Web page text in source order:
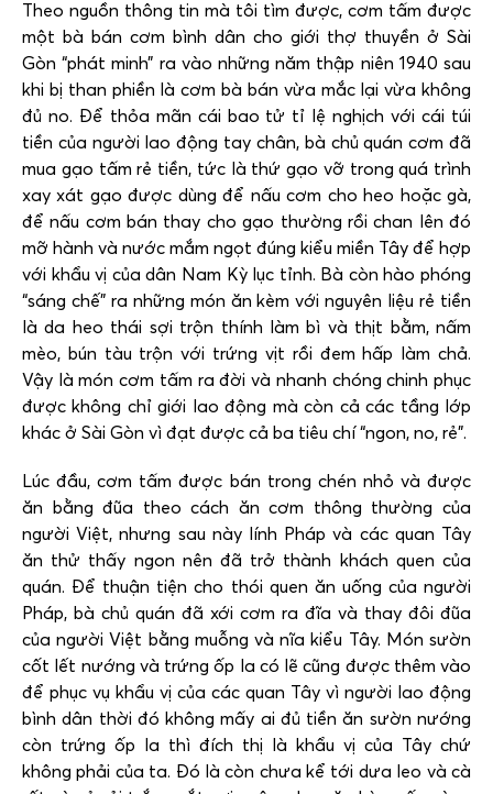
Theo nguồn thông tin mà tôi tìm được, cơm tấm được
một bà bán cơm bình dân cho giới thợ thuyền ở Sài
Gòn “phát minh” ra vào những năm thập niên 1940 sau
khi bị than phiền là cơm bà bán vừa mắc lại vừa không
đủ no. Để thỏa mãn cái bao tử tỉ lệ nghịch với cái túi
tiền của người lao động tay chân, bà chủ quán cơm đã
mua gạo tấm rẻ tiền, tức là thứ gạo vỡ trong quá trình
xay xát gạo được dùng để nấu cơm cho heo hoặc gà,
để nấu cơm bán thay cho gạo thường rồi chan lên đó
mỡ hành và nước mắm ngọt đúng kiểu miền Tây để hợp
với khẩu vị của dân Nam Kỳ lục tỉnh. Bà còn hào phóng
“sáng chế” ra những món ăn kèm với nguyên liệu rẻ tiền
là da heo thái sợi trộn thính làm bì và thịt bằm, nấm
mèo, bún tàu trộn với trứng vịt rồi đem hấp làm chả.
Vậy là món cơm tấm ra đời và nhanh chóng chinh phục
được không chỉ giới lao động mà còn cả các tầng lớp
khác ở Sài Gòn vì đạt được cả ba tiêu chí “ngon, no, rẻ”.
Lúc đầu, cơm tấm được bán trong chén nhỏ và được
ăn bằng đũa theo cách ăn cơm thông thường của
người Việt, nhưng sau này lính Pháp và các quan Tây
ăn thử thấy ngon nên đã trở thành khách quen của
quán. Để thuận tiện cho thói quen ăn uống của người
Pháp, bà chủ quán đã xới cơm ra đĩa và thay đôi đũa
của người Việt bằng muỗng và nĩa kiểu Tây. Món sườn
cốt lết nướng và trứng ốp la có lẽ cũng được thêm vào
để phục vụ khẩu vị của các quan Tây vì người lao động
bình dân thời đó không mấy ai đủ tiền ăn sườn nướng
còn trứng ốp la thì đích thị là khẩu vị của Tây chứ
không phải của ta. Đó là còn chưa kể tới dưa leo và cà